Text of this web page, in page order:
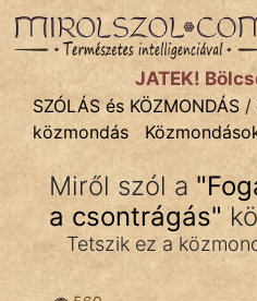
SZÓLÁS ÉS KÖZMONDÁS
Bibliai
Kifejezések
Közmondások
Rímelő
JÁTÉK!
SZÓLÁS és KÖZMONDÁS /
közmondás
Miről szól a "
a csontrágás"
Tetszik ez a